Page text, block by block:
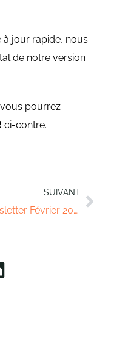
à jour rapide, nous
de notre version
vous pourrez
ci-contre.
SUIVANT
Newsletter Février 2022